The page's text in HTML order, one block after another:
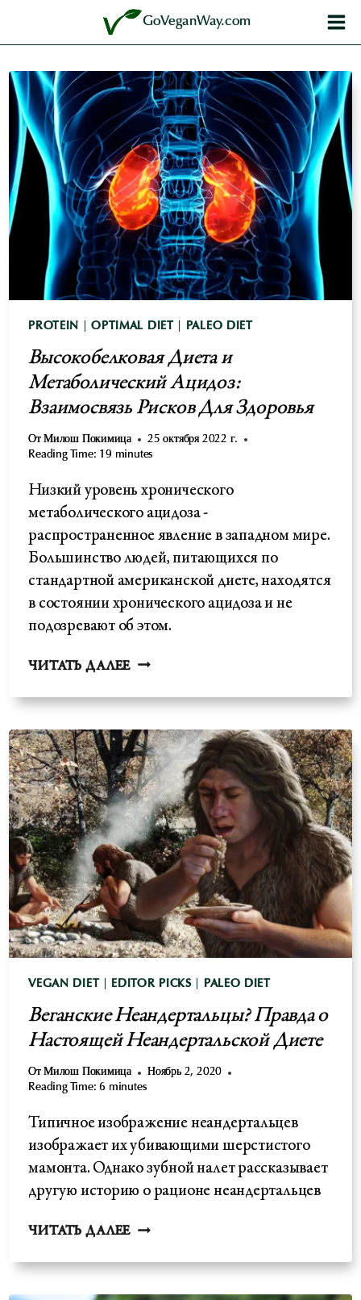
GoVeganWay.com
PROTEIN |OPTIMAL DIET PALEO DIET
Высокобелковая Диета и
Метаболический Ацидоз:
Взаимосвязь Рисков Для Здоровья
От Милош Покимица
25 октября 2022 г.
Reading Time: 19 minutes
Низкий уровень хронического
метаболического ацидоза -
распространенное явление в западном мире.
Большинство людей, питающихся по
стандартной американской диете, находятся
в состоянии хронического ацидоза и не
подозревают об этом.
ЧИТАТЬ ДАЛЕЕ ВЫСОКОБЕЛКОВАЯ
И
АЦИДОЗ:
ВЗАИМОСВЯЗЬ
РИСКОВ
ДЛЯ
ЗДОРОВЬЯ
VEGAN DIET EDITOR PICKS PALEO DIET
Веганские Неандертальцы? Правда о
Настоящей Неандертальской Диете
От Милош Покимица
Ноябрь 2, 2020
Reading Time: 6 minutes
Типичное изображение неандертальцев
изображает их убивающими шерстистого
мамонта. Однако зубной налет рассказывает
другую историю о рационе неандертальцев
ЧИТАТЬ ДАЛЕЕВЕГАНСКИЕ
ПРАВДА